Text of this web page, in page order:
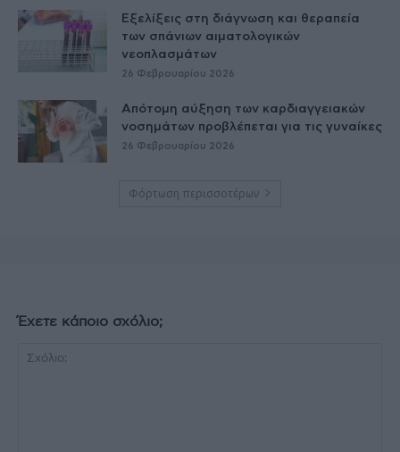
Εξελίξεις στη διάγνωση και θεραπεία
των σπάνιων αιματολογικών
νεοπλασμάτων
26 Φεβρουαρίου 2026
Απότομη αύξηση των καρδιαγγειακών
νοσημάτων προβλέπεται για τις γυναίκες
26 Φεβρουαρίου 2026
Φόρτωση περισσοτέρων
Έχετε κάποιο σχόλιο;